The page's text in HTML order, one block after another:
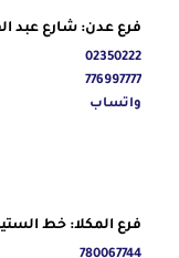
فرع عدن: شارع عبد
02350222
776997777
واتساب
فرع المكلا: خط